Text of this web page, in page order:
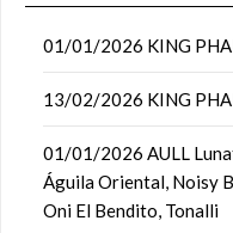
01/01/2026 KING
13/02/2026 KING
01/01/2026 AULL
Águila Oriental, Noisy
Oni El Bendito, Tonalli